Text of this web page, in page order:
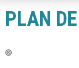
PLAN